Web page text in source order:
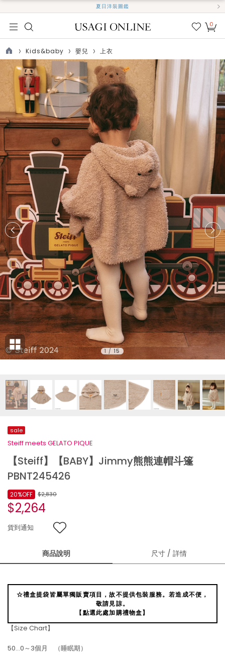
夏日洋裝圖鑑
我的
0
TOP
Kids&baby 嬰兒 上衣
1 / 15
sale
Steiff meets GELATO PIQUE
【Steiff】【BABY】Jimmy熊熊連帽斗篷
PBNT245426
$2,830
$2,264
20%OFF
貨到通知
商品說明 尺寸 / 詳情
☆禮盒提袋皆屬單獨販賣項目，故不提供包裝服務。若造成不便，
敬請見諒。
【點選此處加購禮物盒】
【Size Chart】
50…0～3個月 （睡眠期）